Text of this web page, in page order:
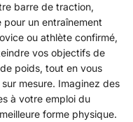
barre de traction,
pour un entraînement
ou athlète confirmé,
vos objectifs de
poids, tout en vous
mesure. Imaginez des
à votre emploi du
forme physique.